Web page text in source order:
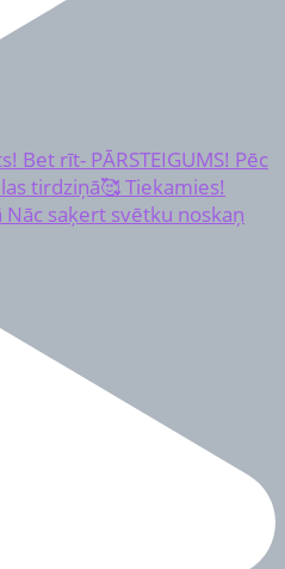
saķert svētku noskaņ